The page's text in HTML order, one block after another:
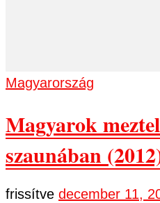
Magyarország
Magyarok
szaunában
frissítve december 11,